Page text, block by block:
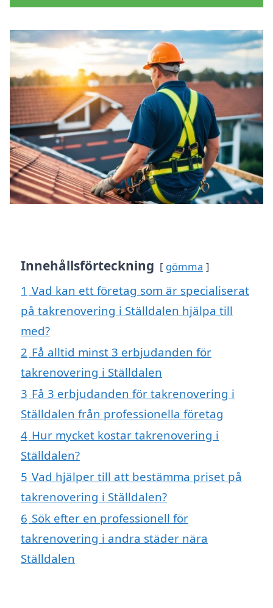
Innehållsförteckning gömma
1 Vad kan ett företag som är specialiserat
på takrenovering i Ställdalen hjälpa till
med?
2 Få alltid minst 3 erbjudanden för
takrenovering i Ställdalen
3 Få 3 erbjudanden för takrenovering i
Ställdalen från professionella företag
4 Hur mycket kostar takrenovering i
Ställdalen?
5 Vad hjälper till att bestämma priset på
takrenovering i Ställdalen?
6 Sök efter en professionell för
takrenovering i andra städer nära
Ställdalen